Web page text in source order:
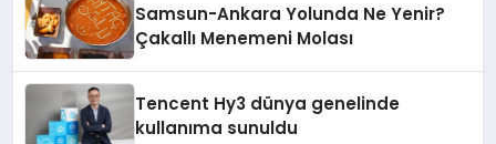
Samsun-Ankara Yolunda Ne Yenir?
Çakallı Menemeni Molası
Tencent Hy3 dünya genelinde
kullanıma sunuldu